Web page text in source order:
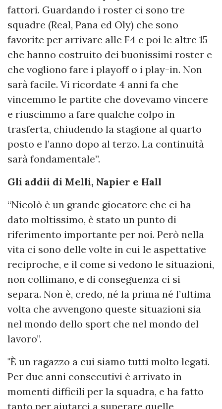
fattori. Guardando i roster ci sono tre
squadre (Real, Pana ed Oly) che sono
favorite per arrivare alle F4 e poi le altre 15
che hanno costruito dei buonissimi roster e
che vogliono fare i playoff o i play-in. Non
sarà facile. Vi ricordate 4 anni fa che
vincemmo le partite che dovevamo vincere
e riuscimmo a fare qualche colpo in
trasferta, chiudendo la stagione al quarto
posto e l’anno dopo al terzo. La continuità
sarà fondamentale”.
Gli addii di Melli, Napier e Hall
“Nicolò è un grande giocatore che ci ha
dato moltissimo, è stato un punto di
riferimento importante per noi. Però nella
vita ci sono delle volte in cui le aspettative
reciproche, e il come si vedono le situazioni,
non collimano, e di conseguenza ci si
separa. Non è, credo, né la prima né l’ultima
volta che avvengono queste situazioni sia
nel mondo dello sport che nel mondo del
lavoro”.
"È un ragazzo a cui siamo tutti molto legati.
Per due anni consecutivi è arrivato in
momenti difficili per la squadra, e ha fatto
tanto per aiutarci a superare quelle